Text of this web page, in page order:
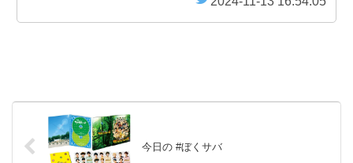
今日の #ぼくサバ